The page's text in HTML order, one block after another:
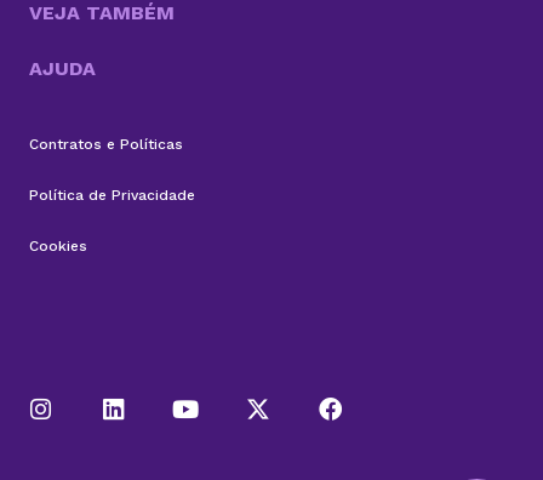
VEJA TAMBÉM
AJUDA
Contratos e Políticas
Política de Privacidade
Cookies